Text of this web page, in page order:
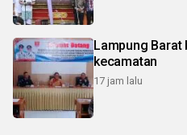
Lampung Barat
kecamatan
17 jam lalu